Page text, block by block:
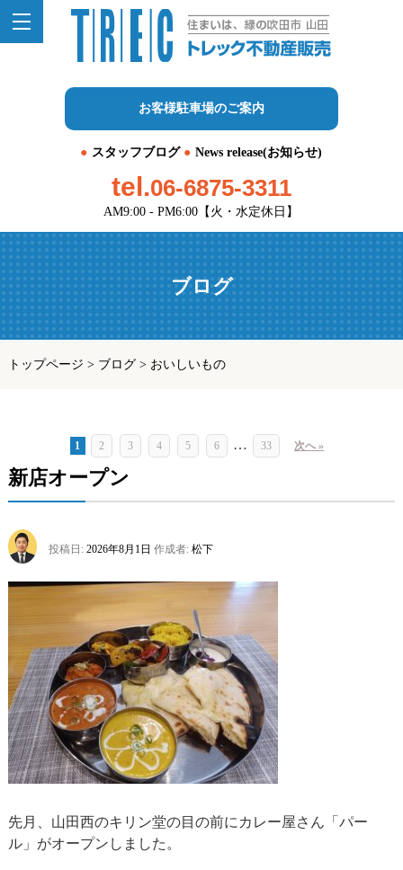
お客様駐車場のご案内
スタッフブログ News release(お知らせ)
tel.06-6875-3311
AM9:00 - PM6:00【火・水定休日】
ブログ
トップページ > ブログ> おいしいもの
1 2 3 4 5 6 … 33 次へ »
新店オープン
投稿日: 2026年8月1日 作成者: 松下
先月、山田西のキリン堂の目の前にカレー屋さん「パー
ル」がオープンしました。